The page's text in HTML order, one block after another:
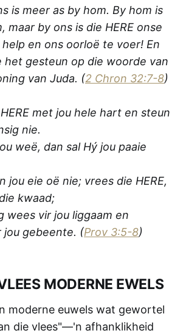
is meer as by hom. By hom is
maar by ons is die HERE onse
en ons oorloë te voer! En
het gesteun op die woorde van
van Juda. (2 Chron 32:7-8)
met jou hele hart en steun
nie.
weë, dan sal Hý jou paaie
jou eie oë nie; vrees die HERE,
kwaad;
wees vir jou liggaam en
gebeente. (Prov 3:5-8)
MODERNE EWELS
moderne euwels wat gewortel
die vlees"—'n afhanklikheid